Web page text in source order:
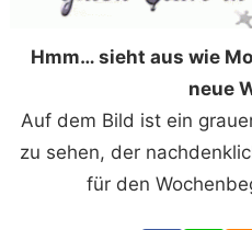
Hmm… sieht aus wie
neue
Auf dem Bild ist ein
zu sehen, der
für den